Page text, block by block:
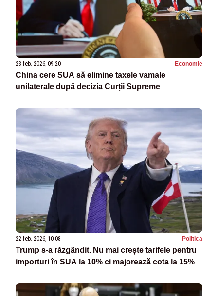
23 feb. 2026, 09:20 Economie
China cere SUA să elimine taxele vamale
unilaterale după decizia Curții Supreme
22 feb. 2026, 10:08 Politica
Trump s-a răzgândit. Nu mai crește tarifele pentru
importuri în SUA la 10% ci majorează cota la 15%